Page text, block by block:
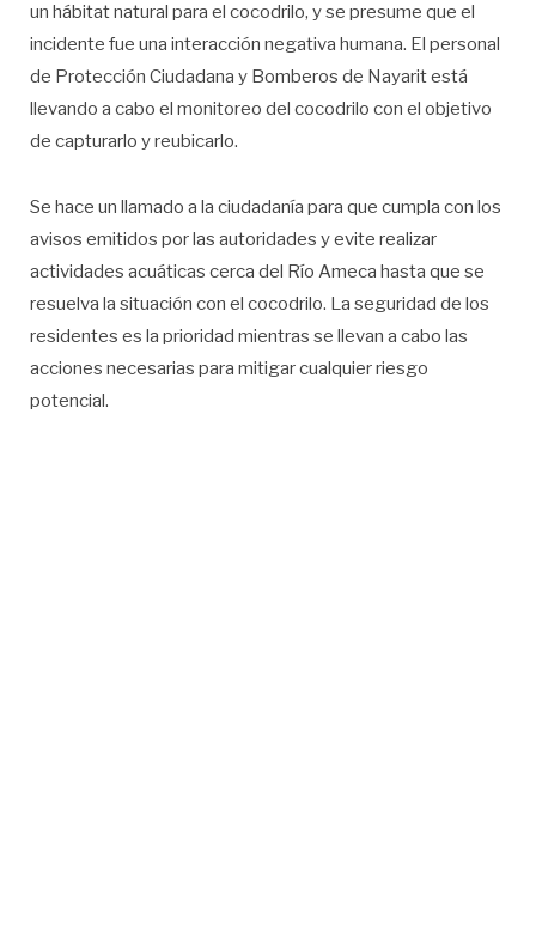
un hábitat natural para el cocodrilo, y se presume que el
incidente fue una interacción negativa humana. El personal
de Protección Ciudadana y Bomberos de Nayarit está
llevando a cabo el monitoreo del cocodrilo con el objetivo
de capturarlo y reubicarlo.
Se hace un llamado a la ciudadanía para que cumpla con los
avisos emitidos por las autoridades y evite realizar
actividades acuáticas cerca del Río Ameca hasta que se
resuelva la situación con el cocodrilo. La seguridad de los
residentes es la prioridad mientras se llevan a cabo las
acciones necesarias para mitigar cualquier riesgo
potencial.